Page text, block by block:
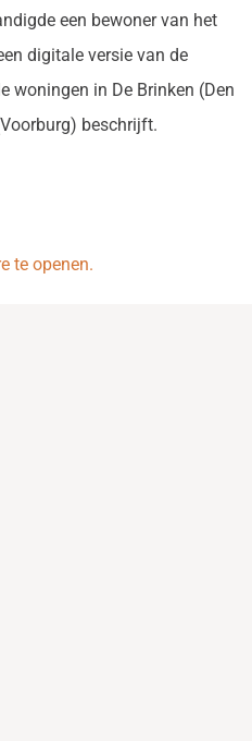
een bewoner van het
digitale versie van de
woningen in De Brinken (Den
beschrijft.
te openen.